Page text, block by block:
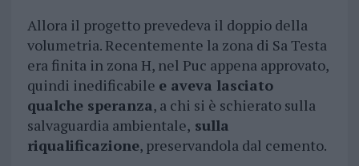
Allora il progetto prevedeva il doppio della
volumetria. Recentemente la zona di Sa Testa
era finita in zona H, nel Puc appena approvato,
quindi inedificabile e aveva lasciato
qualche speranza, a chi si è schierato sulla
salvaguardia ambientale, sulla
riqualificazione, preservandola dal cemento.